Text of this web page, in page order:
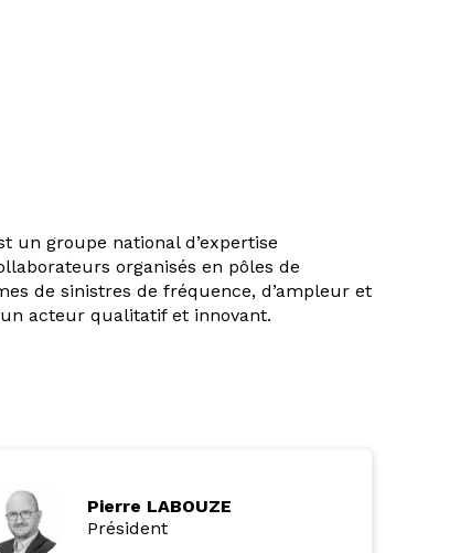
un groupe national d’expertise
organisés en pôles de
de sinistres de fréquence, d’ampleur et
acteur qualitatif et innovant.
Pierre LABOUZE
Président